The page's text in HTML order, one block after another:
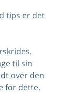
tips er det
til sin
over den
for dette.